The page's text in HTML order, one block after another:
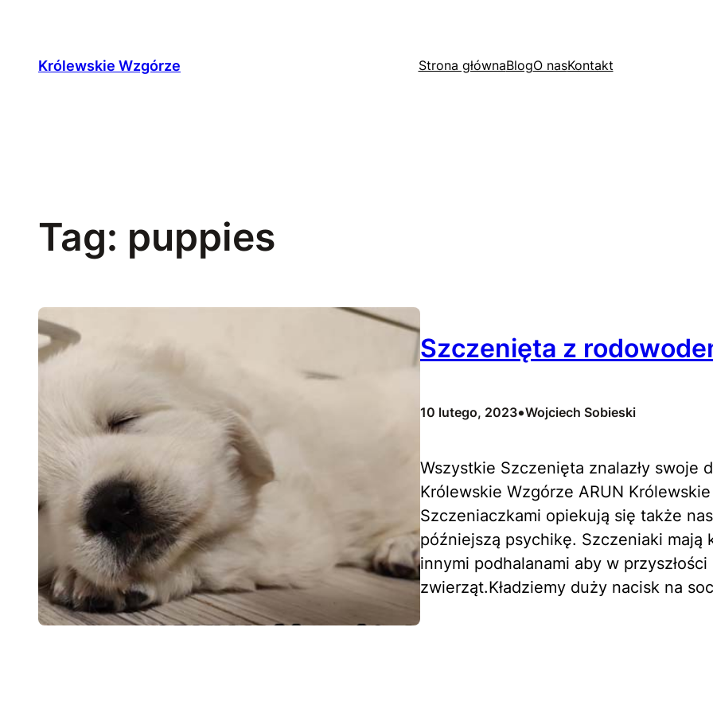
treściKrólewskie Wzgórze Strona głównaBlogO nasKontakt
Tag: puppies
Szczenięta z
10 lutego, 2023•Wojciech Sobieski
Wszystkie Szczenięta znalazły swoje
Królewskie Wzgórze ARUN
Szczeniaczkami opiekują się także
późniejszą psychikę. Szczeniaki
innymi podhalanami aby w
zwierząt.Kładziemy duży nacisk na